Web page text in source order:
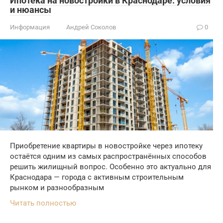
и нюансы
Информация Андрей Соколов 0
Приобретение квартиры в новостройке через ипотеку
остаётся одним из самых распространённых способов
решить жилищный вопрос. Особенно это актуально для
Краснодара — города с активным строительным
рынком и разнообразным
Читать полностью